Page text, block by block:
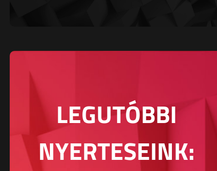
LEGUTÓBBI
NYERTESEINK: